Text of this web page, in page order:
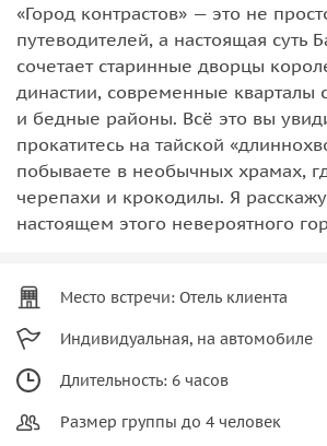
«Город контрастов» — это не
путеводителей, а настоящая суть
сочетает старинные дворцы
династии, современные кварталы
и бедные районы. Всё это вы
прокатитесь на тайской
побываете в необычных храмах,
черепахи и крокодилы. Я
настоящем этого невероятного
Место встречи: Отель клиента
Индивидуальная, на автомобиле
Длительность: 6 часов
Размер группы до 4 человек